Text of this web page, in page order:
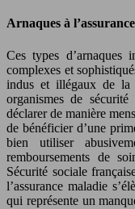
Arnaques à
Ces types d’arnaques
complexes et
indus et illégaux de la
organismes de
déclarer de manière
de bénéficier d’une
bien utiliser
remboursements de
Sécurité sociale
l’assurance maladie
qui représente un